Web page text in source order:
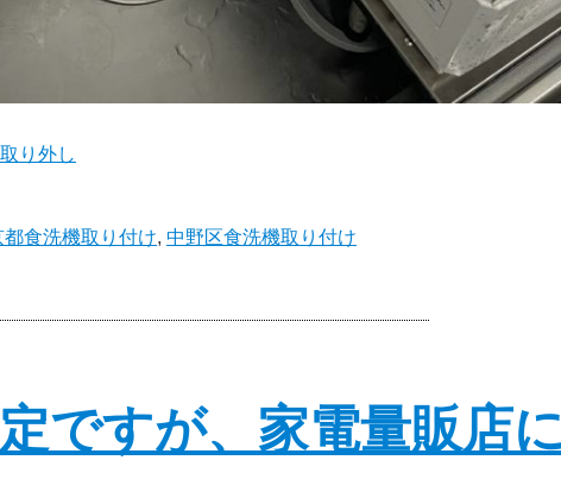
り外し
都食洗機取り付け, 中野区食洗機取り付け
ですが、家電量販店